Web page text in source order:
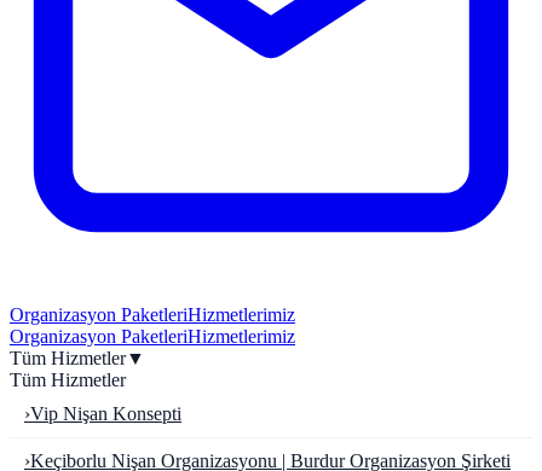
Organizasyon PaketleriHizmetlerimiz
Organizasyon PaketleriHizmetlerimiz
Tüm Hizmetler▼
Tüm Hizmetler
›Vip Nişan Konsepti
›Keçiborlu Nişan Organizasyonu | Burdur Organizasyon Şirketi